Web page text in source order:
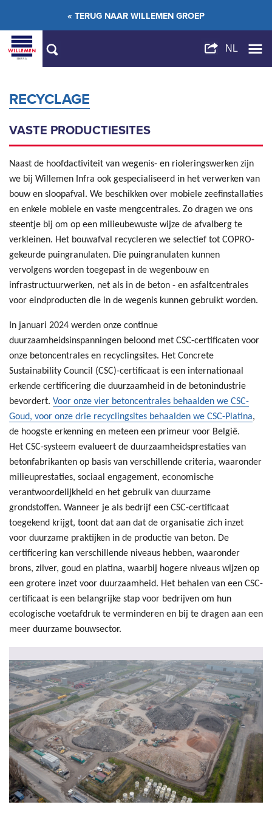
« TERUG NAAR WILLEMEN GROEP
RECYCLAGE
VASTE PRODUCTIESITES
Naast de hoofdactiviteit van wegenis- en rioleringswerken zijn
we bij Willemen Infra ook gespecialiseerd in het verwerken van
bouw en sloopafval. We beschikken over mobiele zeefinstallaties
en enkele mobiele en vaste mengcentrales. Zo dragen we ons
steentje bij om op een milieubewuste wijze de afvalberg te
verkleinen. Het bouwafval recycleren we selectief tot COPRO-
gekeurde puingranulaten. Die puingranulaten kunnen
vervolgens worden toegepast in de wegenbouw en
infrastructuurwerken, net als in de beton - en asfaltcentrales
voor eindproducten die in de wegenis kunnen gebruikt worden.
In januari 2024 werden onze continue
duurzaamheidsinspanningen beloond met CSC-certificaten voor
onze betoncentrales en recyclingsites. Het Concrete
Sustainability Council (CSC)-certificaat is een internationaal
erkende certificering die duurzaamheid in de betonindustrie
bevordert. Voor onze vier betoncentrales behaalden we CSC-
Goud, voor onze drie recyclingsites behaalden we CSC-Platina,
de hoogste erkenning en meteen een primeur voor België.
Het CSC-systeem evalueert de duurzaamheidsprestaties van
betonfabrikanten op basis van verschillende criteria, waaronder
milieuprestaties, sociaal engagement, economische
verantwoordelijkheid en het gebruik van duurzame
grondstoffen. Wanneer je als bedrijf een CSC-certificaat
toegekend krijgt, toont dat aan dat de organisatie zich inzet
voor duurzame praktijken in de productie van beton. De
certificering kan verschillende niveaus hebben, waaronder
brons, zilver, goud en platina, waarbij hogere niveaus wijzen op
een grotere inzet voor duurzaamheid. Het behalen van een CSC-
certificaat is een belangrijke stap voor bedrijven om hun
ecologische voetafdruk te verminderen en bij te dragen aan een
meer duurzame bouwsector.